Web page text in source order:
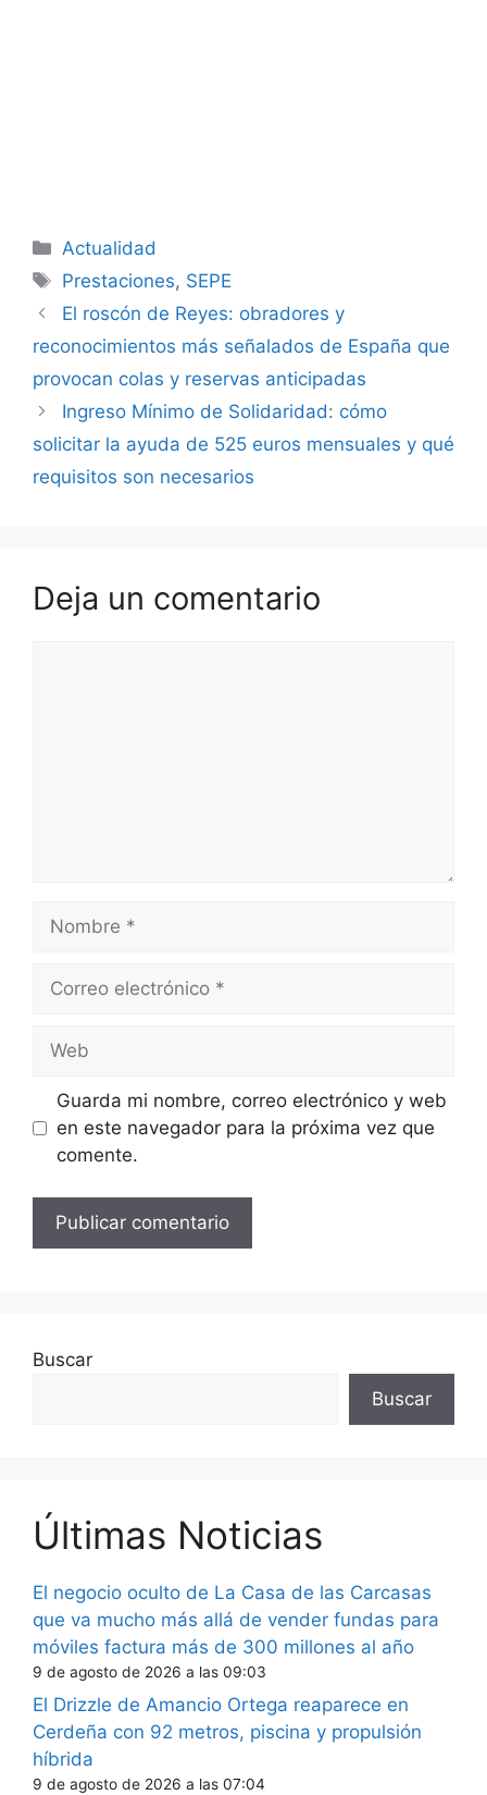
Categorías
Actualidad
Etiquetas
Prestaciones, SEPE
El roscón de Reyes: obradores y
reconocimientos más señalados de España que
provocan colas y reservas anticipadas
Ingreso Mínimo de Solidaridad: cómo
solicitar la ayuda de 525 euros mensuales y qué
requisitos son necesarios
Deja un comentario
Nombre
Correo
Web
Guarda mi nombre, correo electrónico y web
en este navegador para la próxima vez que
comente.
Buscar
Buscar
Últimas Noticias
El negocio oculto de La Casa de las Carcasas
que va mucho más allá de vender fundas para
móviles factura más de 300 millones al año
9 de agosto de 2026 a las 09:03
El Drizzle de Amancio Ortega reaparece en
Cerdeña con 92 metros, piscina y propulsión
híbrida
9 de agosto de 2026 a las 07:04